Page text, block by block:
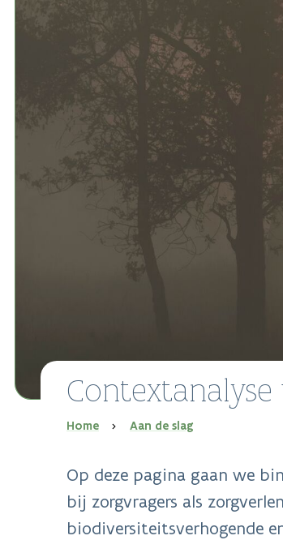
Kruimelpad
Home Aan de slag
Op deze pagina gaan we
bij zorgvragers als
biodiversiteitsverhogende